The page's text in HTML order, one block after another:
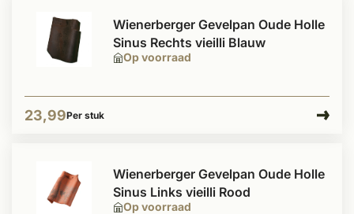
Op voorraad
Wienerberger Gevelpan Oude Holle
Sinus Rechts vieilli Blauw
23,99Per stuk
Op voorraad
Wienerberger Gevelpan Oude Holle
Sinus Links vieilli Rood